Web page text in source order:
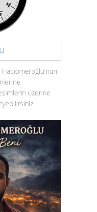
Hacıömeroğlu'nun
üzerine